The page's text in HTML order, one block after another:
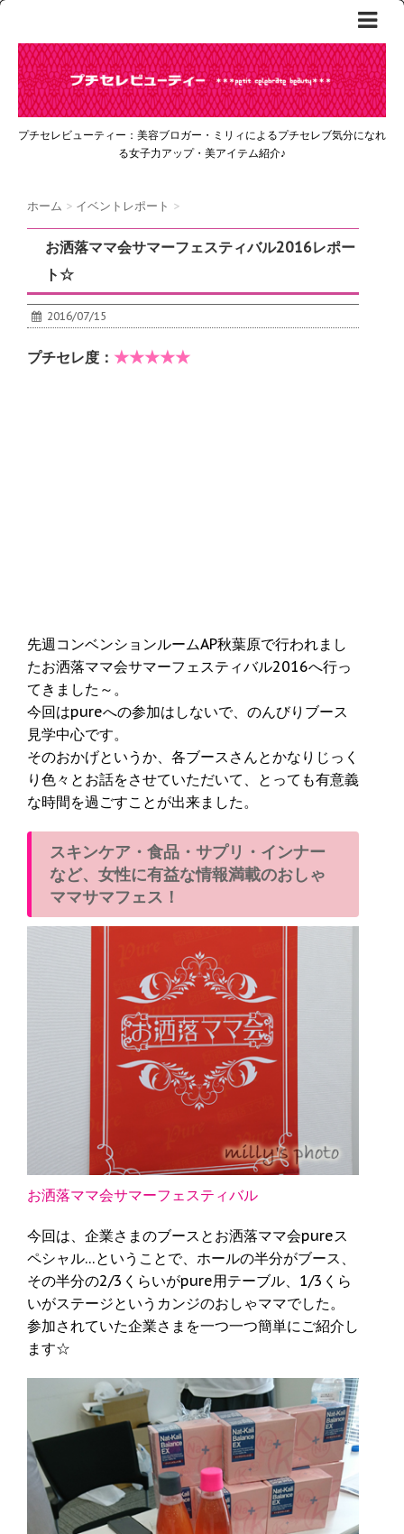
プチセレビューティー：美容ブロガー・ミリィによるプチセレブ気分になれ
る女子力アップ・美アイテム紹介♪
ホーム > イベントレポート >
お洒落ママ会サマーフェスティバル2016レポー
ト☆
2016/07/15
プチセレ度： ★★★★★
先週コンベンションルームAP秋葉原で行われまし
たお洒落ママ会サマーフェスティバル2016へ行っ
てきました～。
今回はpureへの参加はしないで、のんびりブース
見学中心です。
そのおかげというか、各ブースさんとかなりじっく
り色々とお話をさせていただいて、とっても有意義
な時間を過ごすことが出来ました。
スキンケア・食品・サプリ・インナー
など、女性に有益な情報満載のおしゃ
ママサマフェス！
お洒落ママ会サマーフェスティバル
今回は、企業さまのブースとお洒落ママ会pureス
ペシャル…ということで、ホールの半分がブース、
その半分の2/3くらいがpure用テーブル、1/3くら
いがステージというカンジのおしゃママでした。
参加されていた企業さまを一つ一つ簡単にご紹介し
ます☆